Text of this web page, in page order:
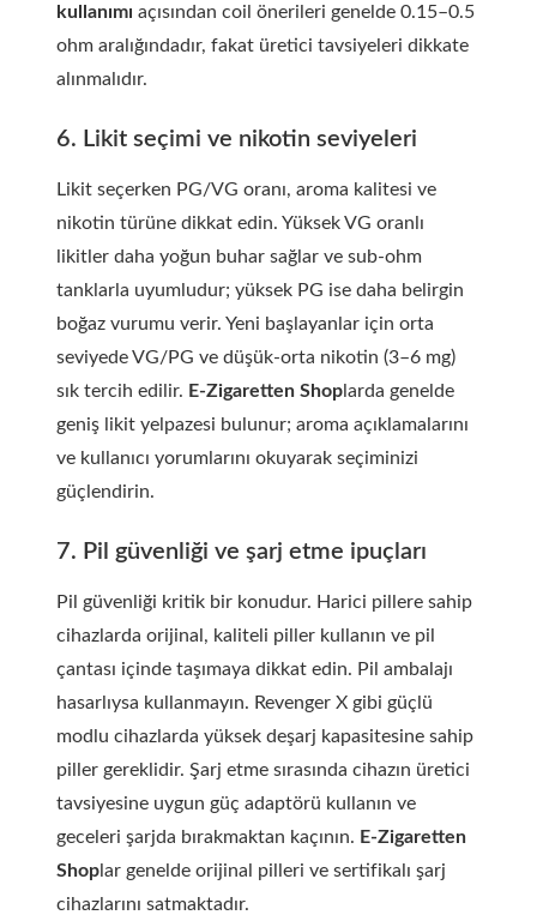
kullanımı açısından coil önerileri genelde 0.15–0.5
ohm aralığındadır, fakat üretici tavsiyeleri dikkate
alınmalıdır.
6. Likit seçimi ve nikotin seviyeleri
Likit seçerken PG/VG oranı, aroma kalitesi ve
nikotin türüne dikkat edin. Yüksek VG oranlı
likitler daha yoğun buhar sağlar ve sub-ohm
tanklarla uyumludur; yüksek PG ise daha belirgin
boğaz vurumu verir. Yeni başlayanlar için orta
seviyede VG/PG ve düşük-orta nikotin (3–6 mg)
sık tercih edilir. E-Zigaretten Shop larda genelde
geniş likit yelpazesi bulunur; aroma açıklamalarını
ve kullanıcı yorumlarını okuyarak seçiminizi
güçlendirin.
7. Pil güvenliği ve şarj etme ipuçları
Pil güvenliği kritik bir konudur. Harici pillere sahip
cihazlarda orijinal, kaliteli piller kullanın ve pil
çantası içinde taşımaya dikkat edin. Pil ambalajı
hasarlıysa kullanmayın. Revenger X gibi güçlü
modlu cihazlarda yüksek deşarj kapasitesine sahip
piller gereklidir. Şarj etme sırasında cihazın üretici
tavsiyesine uygun güç adaptörü kullanın ve
geceleri şarjda bırakmaktan kaçının. E-Zigaretten
Shop lar genelde orijinal pilleri ve sertifikalı şarj
cihazlarını satmaktadır.